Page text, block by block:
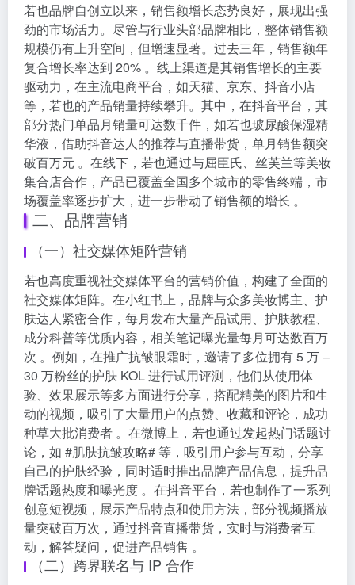
若也品牌自创立以来，销售额增长态势良好，展现出强
劲的市场活力。尽管与行业头部品牌相比，整体销售额
规模仍有上升空间，但增速显著。过去三年，销售额年
复合增长率达到 20% 。线上渠道是其销售增长的主要
驱动力，在主流电商平台，如天猫、京东、抖音小店
等，若也的产品销量持续攀升。其中，在抖音平台，其
部分热门单品月销量可达数千件，如若也玻尿酸保湿精
华液，借助抖音达人的推荐与直播带货，单月销售额突
破百万元 。在线下，若也通过与屈臣氏、丝芙兰等美妆
集合店合作，产品已覆盖全国多个城市的零售终端，市
场覆盖率逐步扩大，进一步带动了销售额的增长 。
二、品牌营销
（一）社交媒体矩阵营销
若也高度重视社交媒体平台的营销价值，构建了全面的
社交媒体矩阵。在小红书上，品牌与众多美妆博主、护
肤达人紧密合作，每月发布大量产品试用、护肤教程、
成分科普等优质内容，相关笔记曝光量每月可达数百万
次 。例如，在推广抗皱眼霜时，邀请了多位拥有 5 万 –
30 万粉丝的护肤 KOL 进行试用评测，他们从使用体
验、效果展示等多方面进行分享，搭配精美的图片和生
动的视频，吸引了大量用户的点赞、收藏和评论，成功
种草大批消费者 。在微博上，若也通过发起热门话题讨
论，如 #肌肤抗皱攻略# 等，吸引用户参与互动，分享
自己的护肤经验，同时适时推出品牌产品信息，提升品
牌话题热度和曝光度 。在抖音平台，若也制作了一系列
创意短视频，展示产品特点和使用方法，部分视频播放
量突破百万次，通过抖音直播带货，实时与消费者互
动，解答疑问，促进产品销售 。
（二）跨界联名与 IP 合作